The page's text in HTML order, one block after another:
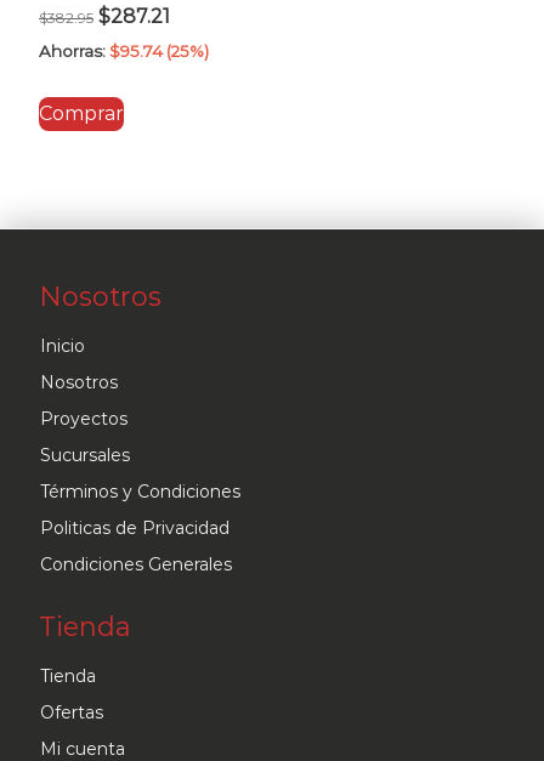
$382.95 El
precio
era:
$287.21
precio
Ahorras: $95.74 (25%)
Comprar
Nosotros
Inicio
Nosotros
Proyectos
Sucursales
Términos y Condiciones
Politicas de Privacidad
Condiciones Generales
Tienda
Tienda
Ofertas
Mi cuenta